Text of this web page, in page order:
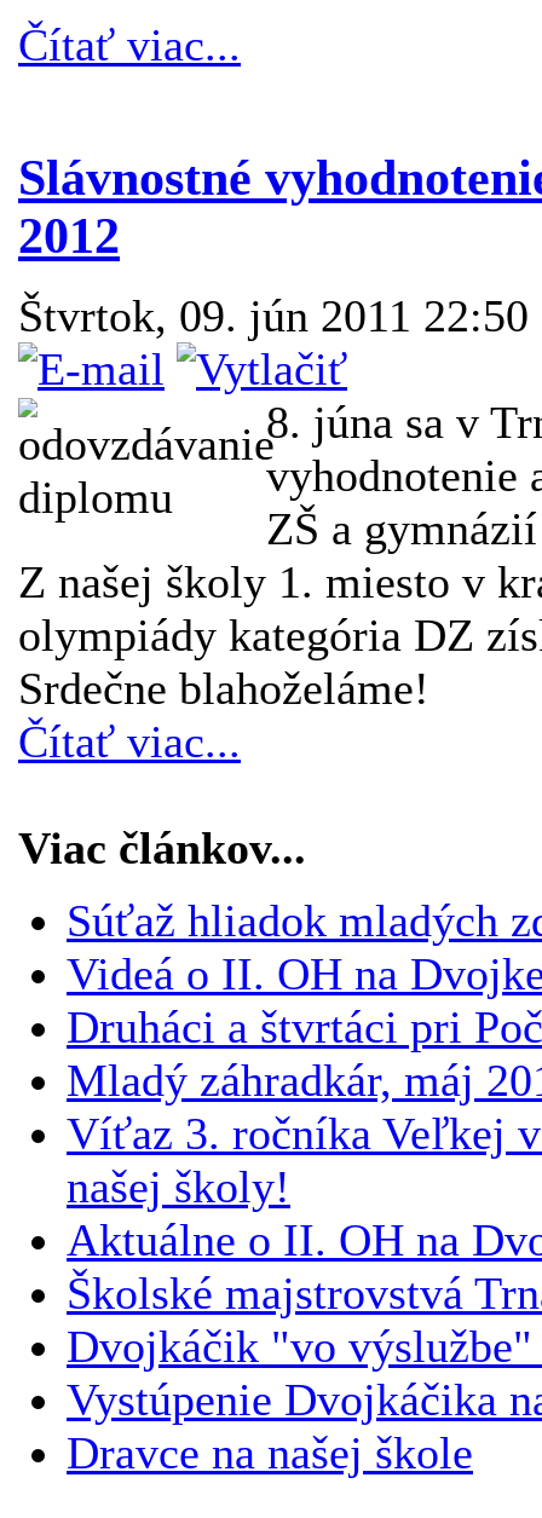
Čítať viac...
Slávnostné
2012
Štvrtok, 09. jún 2011 22:50
8. júna sa v
vyhodnotenie
ZŠ a
Z našej školy 1. miesto v
olympiády kategória DZ
Srdečne blahoželáme!
Čítať viac...
Viac článkov...
Súťaž hliadok mladých
Videá o II. OH na
Druháci a štvrtáci pri
Mladý záhradkár, máj
Víťaz 3. ročníka Veľkej
našej školy!
Aktuálne o II. OH na
Školské majstrovstvá
Dvojkáčik "vo výslužbe"
Vystúpenie Dvojkáčika
Dravce na našej škole